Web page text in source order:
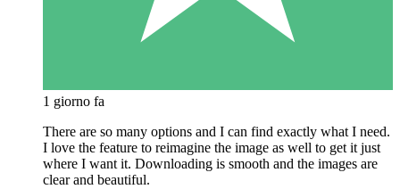
1 giorno fa
There are so many options and I can find exactly what I need.
I love the feature to reimagine the image as well to get it just
where I want it. Downloading is smooth and the images are
clear and beautiful.